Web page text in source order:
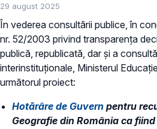
29 august 2025
În vederea consultării publice, în
nr. 52/2003 privind transparenţa
publică, republicată, dar și a
interinstituționale, Ministerul
următorul proiect:
Hotărâre de Guvern pentru
Geografie din România ca